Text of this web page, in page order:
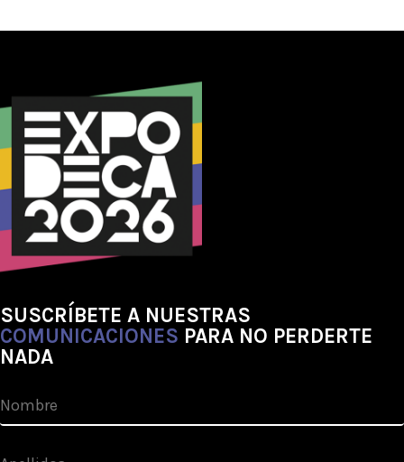
SUSCRÍBETE A NUESTRAS
COMUNICACIONES PARA NO PERDERTE
NADA